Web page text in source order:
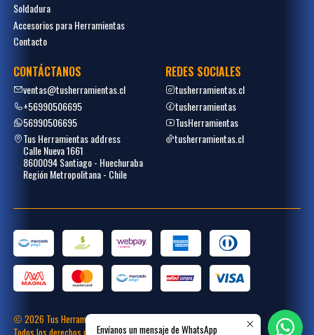
Soldadura
Accesorios para Herramientas
Contacto
CONTÁCTANOS
ventas@tusherramientas.cl
+56990506695
56990506695
Tus Herramientas address
Calle Nueva 1661
8600094 Santiago - Huechuraba
Región Metropolitana - Chile
REDES SOCIALES
tusherramientas.cl
tusherramientas
TusHerramientas
tusherramientas.cl
2026 Tus Herramientas.
Todos los derechos reservados.Desarrollado porPlacecommerce
Envíanos un mensaje de WhatsApp